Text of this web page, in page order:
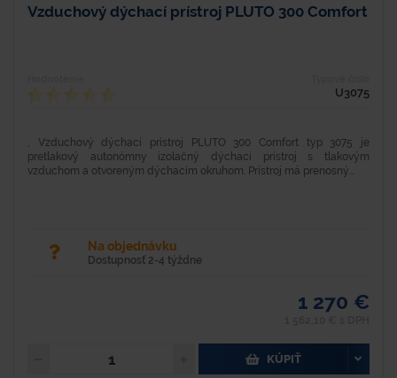
Vzduchový dýchací prístroj PLUTO 300 Comfort
U3075
, Vzduchový dýchací prístroj PLUTO 300 Comfort typ 3075 je
pretlakový autonómny izolačný dýchací prístroj s tlakovým
vzduchom a otvoreným dýchacím okruhom. Prístroj má prenosný...
Na objednávku
Dostupnosť 2-4 týždne
1 270 €
KÚPIŤ